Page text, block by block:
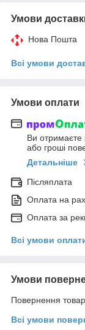
Умови
Нова Пошта
Всі умови
Умови оплати
Ви отримаєте
або гроші
Детальніше
Післяплата
Оплата на
Оплата за
Всі умови
Умови
Повернення
Всі умови